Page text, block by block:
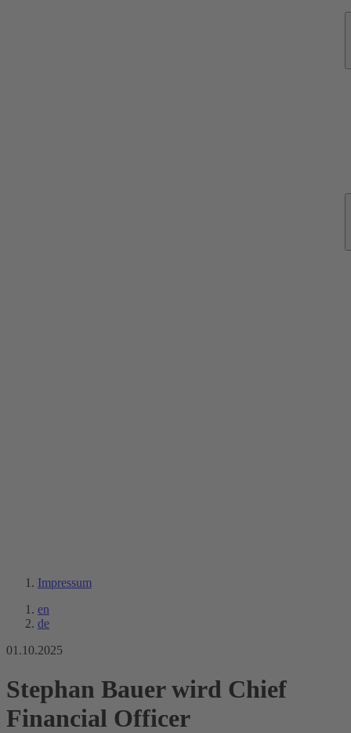
Impressum
en
de
01.10.2025
Stephan Bauer wird Chief
Financial Officer